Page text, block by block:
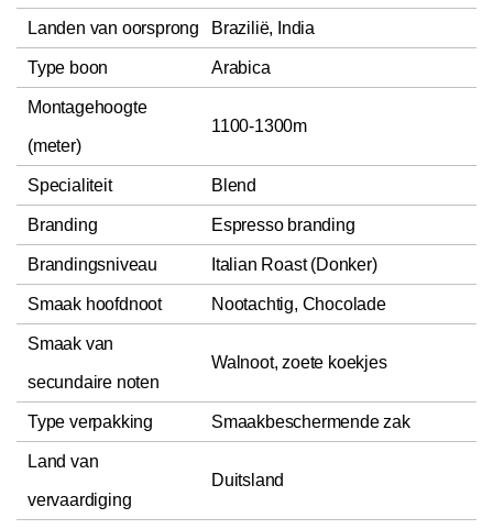
Landen van oorsprong Brazilië, India
Type boon Arabica
Montagehoogte
(meter)
1100-1300m
Specialiteit Blend
Branding Espresso branding
Brandingsniveau Italian Roast (Donker)
Smaak hoofdnoot Nootachtig, Chocolade
Smaak van
secundaire noten
Walnoot, zoete koekjes
Type verpakking Smaakbeschermende zak
Land van
vervaardiging
Duitsland